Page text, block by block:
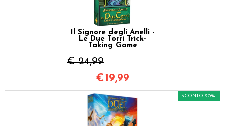
Il Signore degli Anelli -
Le Due Torri Trick-
Taking Game
€ 24,99
€ 19,99
SCONTO 20%